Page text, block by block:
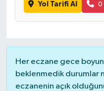
Yol Tarifi Al 0
Her eczane gece
beklenmedik durumlar
eczanenin açık